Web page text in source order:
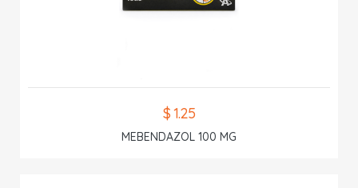
$ 1.25
MEBENDAZOL 100 MG